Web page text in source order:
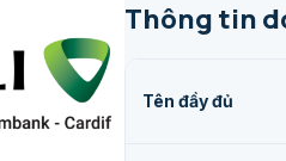
Thông tin
Tên đầy đủ